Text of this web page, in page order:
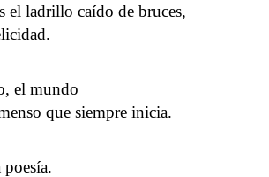
el ladrillo caído de bruces,
el mundo
que siempre inicia.